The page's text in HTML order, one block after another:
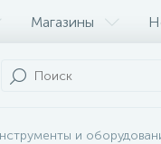
Магазины
и